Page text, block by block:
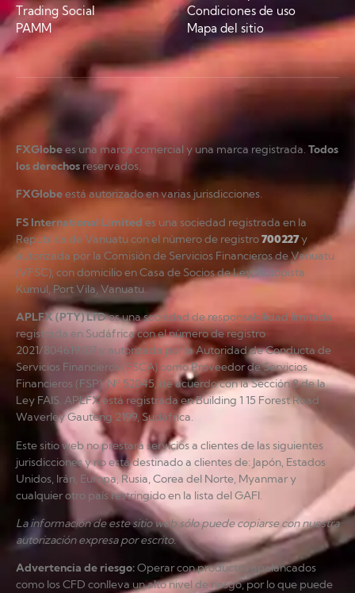
Trading Social
PAMM
Condiciones de uso
Mapa del sitio
FXGlobees una marca comercial y una marca registrada. Todos
los derechos reservados.
FXGlobeestá autorizado en varias jurisdicciones.
FS International Limited es una sociedad registrada en la
República de Vanuatu con el número de registro700227y
autorizada por la Comisión de Servicios Financieros de Vanuatu
(VFSC), con domicilio en Casa de Socios de Ley, Autopista
Kumul, Port Vila, Vanuatu.
APLFX (PTY) LTDes una sociedad de responsabilidad limitada
registrada en Sudáfrica con el número de registro
2021/804619/07 y autorizada por la Autoridad de Conducta de
Servicios Financieros (FSCA) como Proveedor de Servicios
Financieros (FSP), Nº 52045, de acuerdo con la Sección 8 de la
Ley FAIS. APLFX está registrada en Building 1 15 Forest Road
Waverley Gauteng 2199, Sudáfrica.
Este sitio web no prestará servicios a clientes de las siguientes
jurisdicciones y no está destinado a clientes de: Japón, Estados
Unidos, Irán, Europa, Rusia, Corea del Norte, Myanmar y
cualquier otro país restringido en la lista del GAFI.
La información de este sitio web sólo puede copiarse con nuestra
autorización expresa por escrito.
Advertencia de riesgo:Operar con productos apalancados
como los CFD conlleva un alto nivel de riesgo, por lo que puede